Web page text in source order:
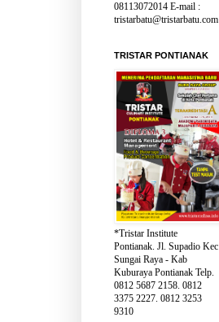
08113072014 E-mail :
tristarbatu@tristarbatu.com
TRISTAR PONTIANAK
*Tristar Institute
Pontianak. Jl. Supadio Kec
Sungai Raya - Kab
Kuburaya Pontianak Telp.
0812 5687 2158. 0812
3375 2227. 0812 3253
9310